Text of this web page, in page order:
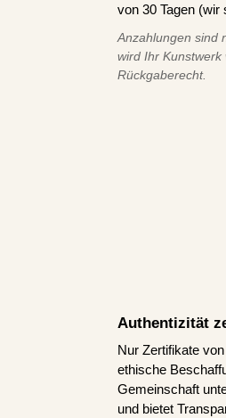
von 30 Tagen (wir
Anzahlungen sind
wird Ihr
Rückgaberecht.
Authentizität
Nur Zertifikate
ethische
Gemeinschaft
und bietet